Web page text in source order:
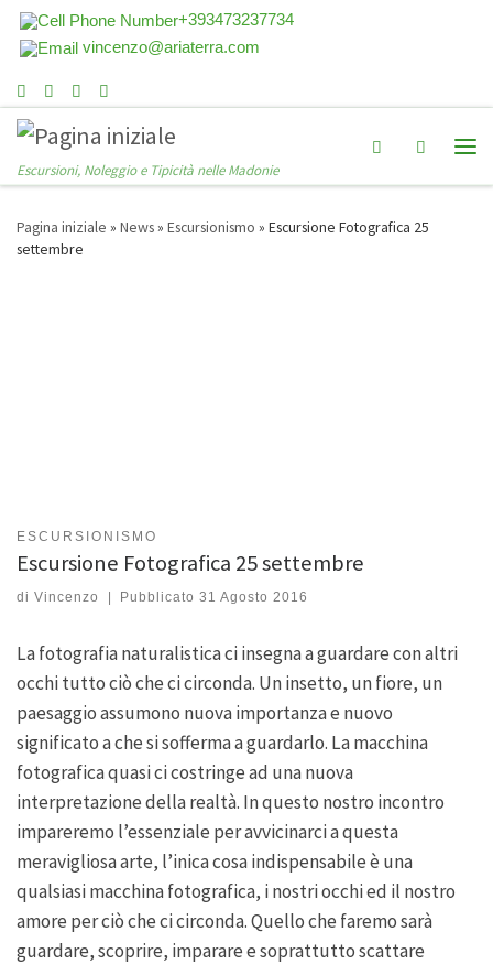
+393473237734
vincenzo@ariaterra.com
Escursioni, Noleggio e Tipicità nelle Madonie
Search
Pagina iniziale » News» Escursionismo » Escursione Fotografica 25
settembre
ESCURSIONISMO
Escursione Fotografica 25 settembre
di Vincenzo | Pubblicato31 Agosto 2016
La fotografia naturalistica ci insegna a guardare con altri
occhi tutto ciò che ci circonda. Un insetto, un fiore, un
paesaggio assumono nuova importanza e nuovo
significato a che si sofferma a guardarlo. La macchina
fotografica quasi ci costringe ad una nuova
interpretazione della realtà. In questo nostro incontro
impareremo l’essenziale per avvicinarci a questa
meravigliosa arte, l’inica cosa indispensabile è una
qualsiasi macchina fotografica, i nostri occhi ed il nostro
amore per ciò che ci circonda. Quello che faremo sarà
guardare, scoprire, imparare e soprattutto scattare